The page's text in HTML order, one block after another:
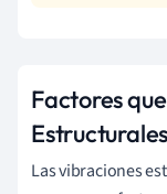
Factores
Estructurales
Las vibraciones